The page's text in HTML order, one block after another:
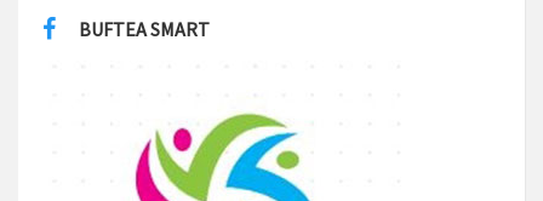
BUFTEA SMART